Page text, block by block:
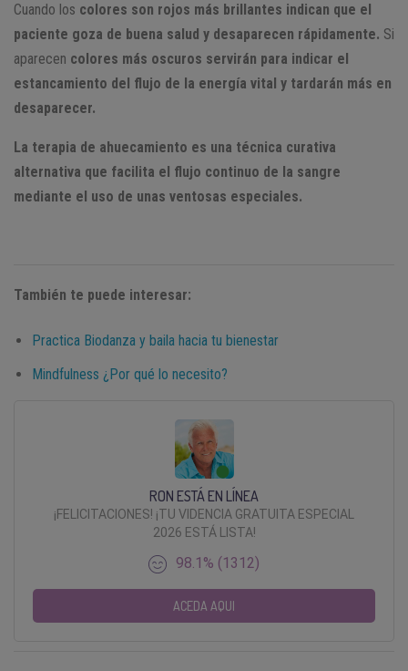
Cuando los colores son rojos más brillantes indican que el
paciente goza de buena salud y desaparecen rápidamente. Si
aparecen colores más oscuros servirán para indicar el
estancamiento del flujo de la energía vital y tardarán más en
desaparecer.
La terapia de ahuecamiento es una técnica curativa
alternativa que facilita el flujo continuo de la sangre
mediante el uso de unas ventosas especiales.
También te puede interesar:
Practica Biodanza y baila hacia tu bienestar
Mindfulness ¿Por qué lo necesito?
RON ESTÁ EN LÍNEA
¡FELICITACIONES! ¡TU VIDENCIA GRATUITA ESPECIAL
2026 ESTÁ LISTA!
98.1% (1312)
ACEDA AQUI